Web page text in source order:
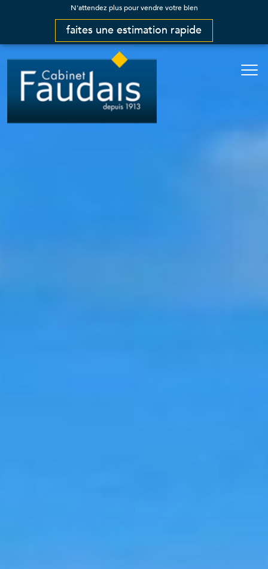
N'attendez plus pour vendre votre bien
faites une estimation rapide